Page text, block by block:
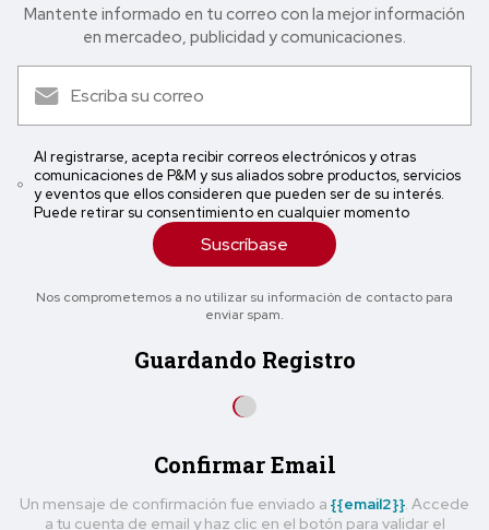
Mantente informado en tu correo con la mejor in formación
en mercadeo, publicidad y comunicaciones.
Al registrarse, acepta recibir correos electrónicos y otras
comunicaciones de P&M y sus aliados sobre productos, servicios
y eventos que ellos consideren que pueden ser de su interés.
Puede retirar su consentimiento en cualquier momento
Suscríbase
Nos comprometemos a no utilizar su información de contacto para
enviar spam.
Guardando Registro
Confirmar Email
Un mensaje de confirmación fue enviado a {{email2}} . Accede
a tu cuenta de email y haz clic en el botón para validar el